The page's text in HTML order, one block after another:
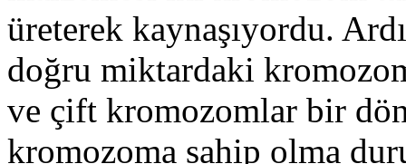
üreterek kaynaşıyordu.
doğru miktardaki
ve çift kromozomlar bir
kromozoma sahip olma